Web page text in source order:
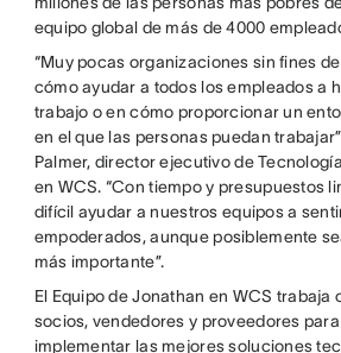
equipo global de más de 4000
“Muy pocas organizaciones sin fines
cómo ayudar a todos los empleados a
trabajo o en cómo proporcionar un
en el que las personas puedan
Palmer, director ejecutivo de
en WCS. “Con tiempo y presupuestos
difícil ayudar a nuestros equipos a
empoderados, aunque posiblemente
más importante”.
El Equipo de Jonathan en WCS trabaja
socios, vendedores y proveedores
implementar las mejores soluciones